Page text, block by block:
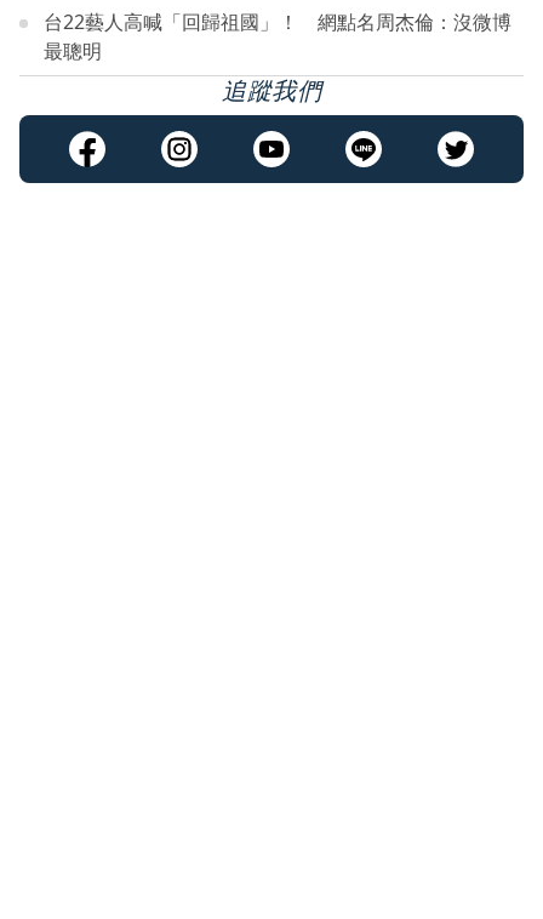
台22藝人高喊「回歸祖國」！ 網點名周杰倫：沒微博
最聰明
追蹤我們